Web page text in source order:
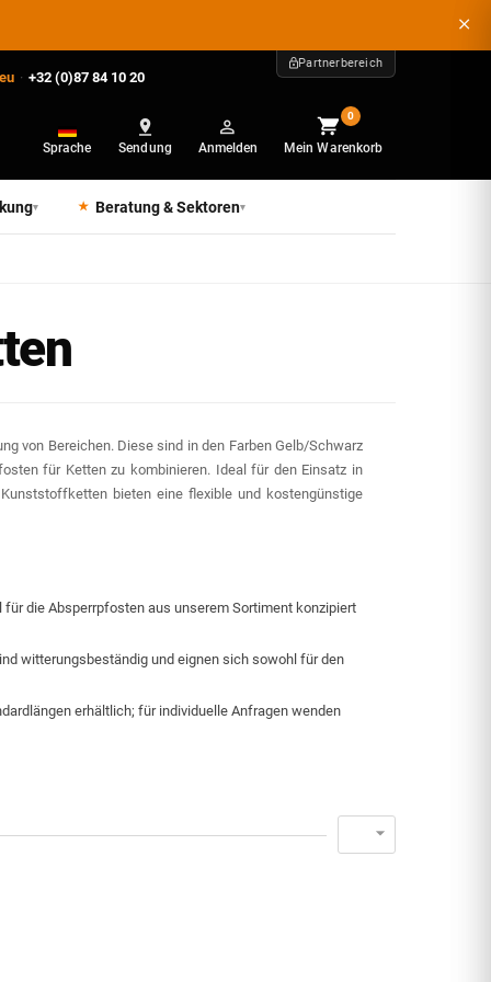
· +32 (0)87 84 10 20
Partnerbereich
Sprache Sendung Anmelden
0
Mein Warenkorb
▾ Beratung & Sektoren▾
von Bereichen. Diese sind in den Farben Gelb/Schwarz
für Ketten zu kombinieren. Ideal für den Einsatz in
bieten eine flexible und kostengünstige
die Absperrpfosten aus unserem Sortiment konzipiert
witterungsbeständig und eignen sich sowohl für den
erhältlich; für individuelle Anfragen wenden
